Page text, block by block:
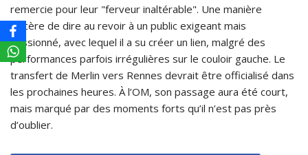
remercie pour leur "ferveur inaltérable". Une manière
sincère de dire au revoir à un public exigeant mais
passionné, avec lequel il a su créer un lien, malgré des
performances parfois irrégulières sur le couloir gauche. Le
transfert de Merlin vers Rennes devrait être officialisé dans
les prochaines heures. À l’OM, son passage aura été court,
mais marqué par des moments forts qu’il n’est pas près
d’oublier.